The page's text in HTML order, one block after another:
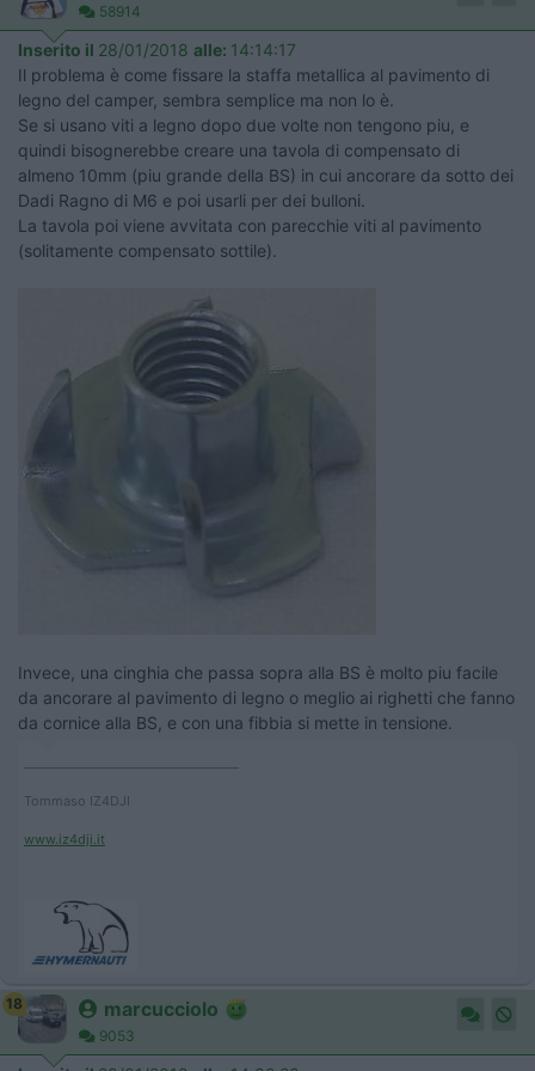
58914
Inserito il 28/01/2018 alle: 14:14:17
Il problema è come fissare la staffa metallica al pavimento di
legno del camper, sembra semplice ma non lo è.
Se si usano viti a legno dopo due volte non tengono piu, e
quindi bisognerebbe creare una tavola di compensato di
almeno 10mm (piu grande della BS) in cui ancorare da sotto dei
Dadi Ragno di M6 e poi usarli per dei bulloni.
La tavola poi viene avvitata con parecchie viti al pavimento
(solitamente compensato sottile).
Invece, una cinghia che passa sopra alla BS è molto piu facile
da ancorare al pavimento di legno o meglio ai righetti che fanno
da cornice alla BS, e con una fibbia si mette in tensione.
Tommaso IZ4DJI
www.iz4dji.it
18 marcucciolo
9053